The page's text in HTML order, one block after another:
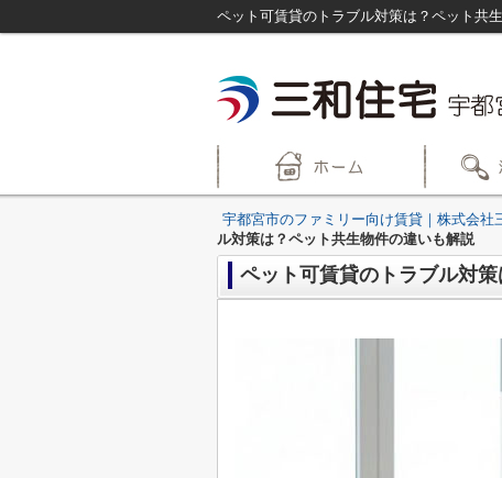
ペット可賃貸のトラブル対策は？ペット共
宇都宮市のファミリー向け賃貸｜株式会社
ル対策は？ペット共生物件の違いも解説
ペット可賃貸のトラブル対